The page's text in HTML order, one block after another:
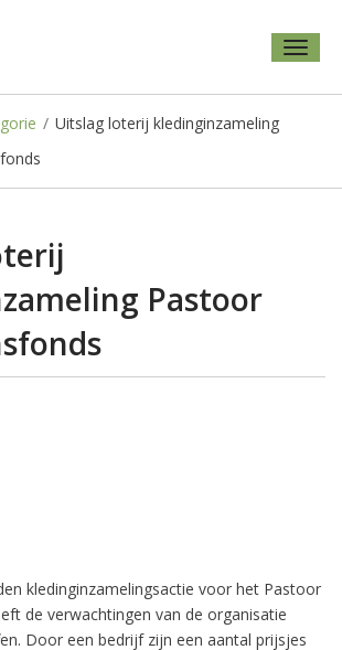
/ Uitslag loterij kledinginzameling
Pastoor
kledinginzamelingsactie voor het Pastoor
de verwachtingen van de organisatie
Door een bedrijf zijn een aantal prijsjes